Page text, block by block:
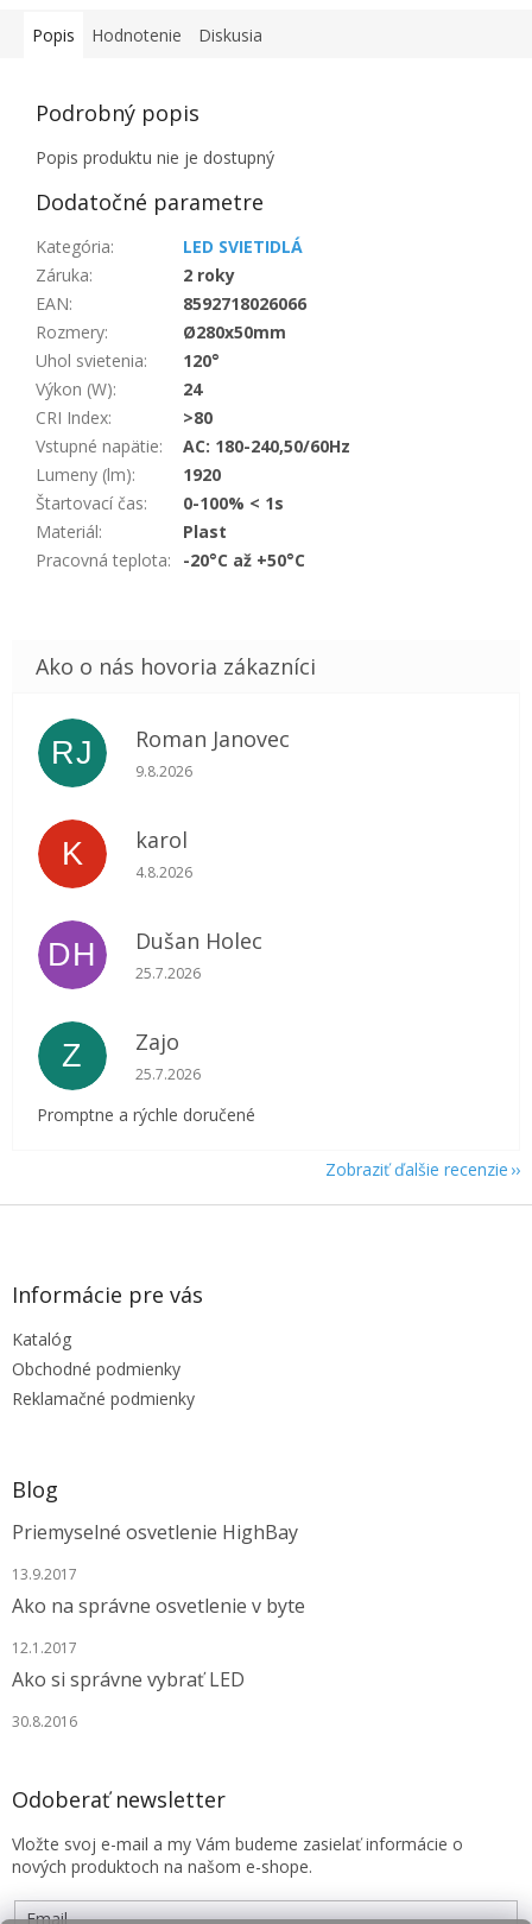
Popis Hodnotenie Diskusia
Podrobný popis
Popis produktu nie je dostupný
Dodatočné parametre
Kategória:
LED SVIETIDLÁ
Záruka:
2 roky
EAN:
8592718026066
Rozmery:
Ø280x50mm
Uhol svietenia:
120°
Výkon (W):
24
CRI Index:
>80
Vstupné napätie:
AC: 180-240,50/60Hz
Lumeny (lm):
1920
Štartovací čas:
0-100% < 1s
Materiál:
Plast
Pracovná teplota: -20°C až +50°C
RJ Roman Janovec
Hodnotenie obchodu je 5 z 5 hviezdičiek.
9.8.2026
K karol
Hodnotenie obchodu je 5 z 5 hviezdičiek.
4.8.2026
DH Dušan Holec
Hodnotenie obchodu je 5 z 5 hviezdičiek.
25.7.2026
Z Zajo
Hodnotenie obchodu je 5 z 5 hviezdičiek.
25.7.2026
Promptne a rýchle doručené
Zobraziť ďalšie recenzie
Z
Informácie pre vás
Katalóg
Obchodné podmienky
Reklamačné podmienky
Blog
Priemyselné osvetlenie HighBay
13.9.2017
Ako na správne osvetlenie v byte
12.1.2017
Ako si správne vybrať LED
30.8.2016
Odoberať newsletter
Vložte svoj e-mail a my Vám budeme zasielať informácie o
nových produktoch na našom e-shope.
Email